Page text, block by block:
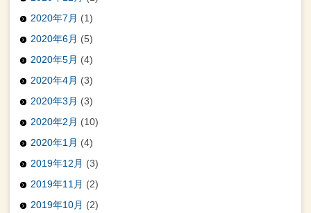
2020年7月 (1)
2020年6月 (5)
2020年5月 (4)
2020年4月 (3)
2020年3月 (3)
2020年2月 (10)
2020年1月 (4)
2019年12月 (3)
2019年11月 (2)
2019年10月 (2)